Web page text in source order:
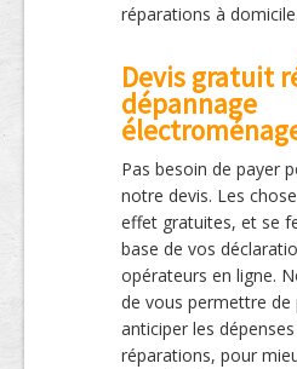
réparations à domicile.
Devis gratuit
dépannage
Pas besoin de payer
notre devis. Les
effet gratuites, et se
base de vos
opérateurs en ligne.
de vous permettre de
anticiper les
réparations, pour